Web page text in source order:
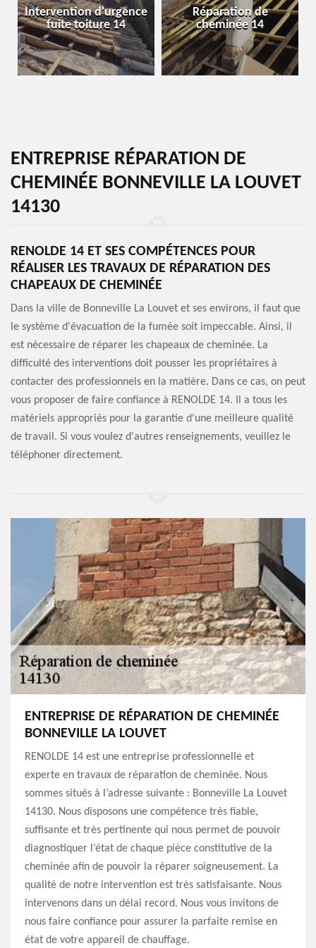
Intervention d'urgence
fuite toiture 14
Réparation de
cheminée 14
ENTREPRISE RÉPARATION DE
CHEMINÉE BONNEVILLE LA LOUVET
14130
RENOLDE 14 ET SES COMPÉTENCES POUR
RÉALISER LES TRAVAUX DE RÉPARATION DES
CHAPEAUX DE CHEMINÉE
Dans la ville de Bonneville La Louvet et ses environs, il faut que
le système d'évacuation de la fumée soit impeccable. Ainsi, il
est nécessaire de réparer les chapeaux de cheminée. La
difficulté des interventions doit pousser les propriétaires à
contacter des professionnels en la matière. Dans ce cas, on peut
vous proposer de faire confiance à RENOLDE 14. Il a tous les
matériels appropriés pour la garantie d'une meilleure qualité
de travail. Si vous voulez d'autres renseignements, veuillez le
téléphoner directement.
ENTREPRISE DE RÉPARATION DE CHEMINÉE
BONNEVILLE LA LOUVET
RENOLDE 14 est une entreprise professionnelle et
experte en travaux de réparation de cheminée. Nous
sommes situés à l’adresse suivante : Bonneville La Louvet
14130. Nous disposons une compétence très fiable,
suffisante et très pertinente qui nous permet de pouvoir
diagnostiquer l’état de chaque pièce constitutive de la
cheminée afin de pouvoir la réparer soigneusement. La
qualité de notre intervention est très satisfaisante. Nous
intervenons dans un délai record. Nous vous invitons de
nous faire confiance pour assurer la parfaite remise en
état de votre appareil de chauffage.